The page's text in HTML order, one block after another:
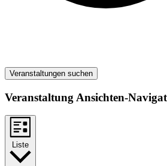
Veranstaltungen suchen
Veranstaltung Ansichten-
Liste